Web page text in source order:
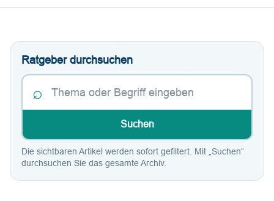
Ratgeber durchsuchen
⌕
Suchen
Die sichtbaren Artikel werden sofort gefiltert. Mit „Suchen“
durchsuchen Sie das gesamte Archiv.